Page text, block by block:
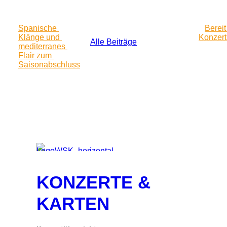
Spanische
Klänge und
mediterranes
Flair zum
Saisonabschluss
Alle Beiträge
KONZERTE &
KARTEN